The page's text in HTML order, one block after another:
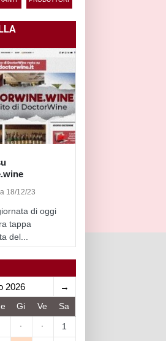
18/12/23
di oggi
tappa
del...
2026 →
Gi Ve Sa
· · 1